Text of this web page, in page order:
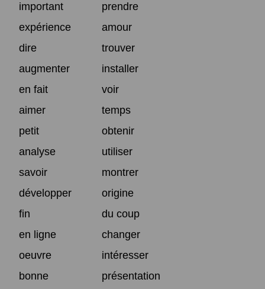
important
prendre
expérience
amour
dire
trouver
augmenter
installer
en fait
voir
aimer
temps
petit
obtenir
analyse
utiliser
savoir
montrer
développer
origine
fin
du coup
en ligne
changer
oeuvre
intéresser
bonne
présentation